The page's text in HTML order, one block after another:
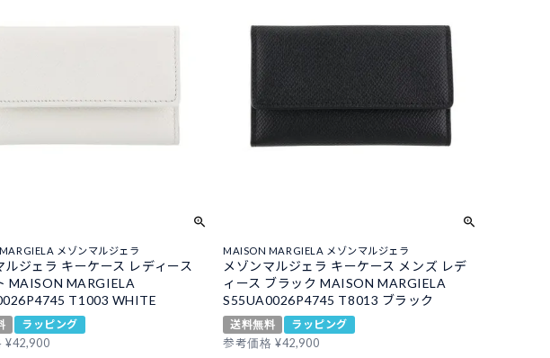
メゾンマルジェラ
ルジェラ キーケース レディース
MAISON MARGIELA
T1003 WHITE
ラッピング
¥42,900
MAISON MARGIELA メゾンマルジェラ
メゾンマルジェラ キーケース メンズ レデ
ィース ブラック MAISON MARGIELA
S55UA0026P4745 T8013 ブラック
送料無料
ラッピング
参考価格 ¥42,900